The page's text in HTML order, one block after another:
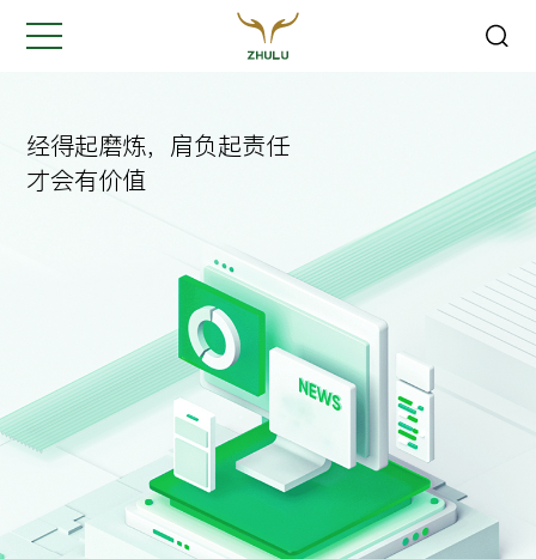
经得起磨炼，肩负起责任
才会有价值
是我们最重要的工作之一...
联系方式: *
您的需求: